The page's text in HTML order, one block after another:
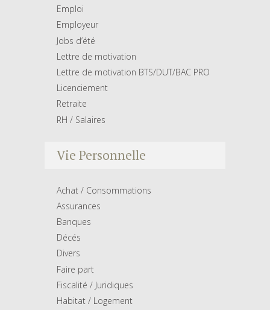
Emploi
Employeur
Jobs d’été
Lettre de motivation
Lettre de motivation BTS/DUT/BAC PRO
Licenciement
Retraite
RH / Salaires
Vie Personnelle
Achat / Consommations
Assurances
Banques
Décés
Divers
Faire part
Fiscalité / Juridiques
Habitat / Logement